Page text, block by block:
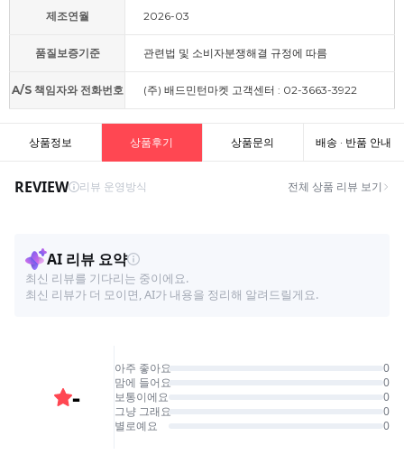
제조연월 2026-03
품질보증기준 관련법 및 소비자분쟁해결 규정에 따름
A/S 책임자와 전화번호 (주) 배드민턴마켓 고객센터 : 02-3663-3922
상품정보 상품후기 상품문의 배송 · 반품 안내